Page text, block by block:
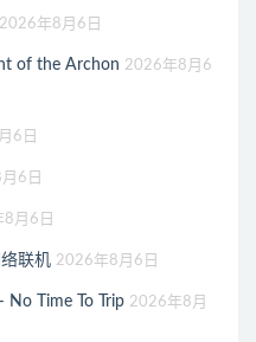
2026年8月6日
of the Archon 2026年8月6
6日
6日
月6日
联机 2026年8月6日
Time To Trip 2026年8月